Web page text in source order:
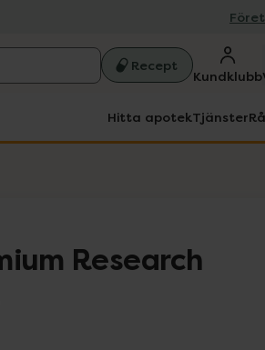
Recept
Kundklubb
Hitta apotekTjänster
Research